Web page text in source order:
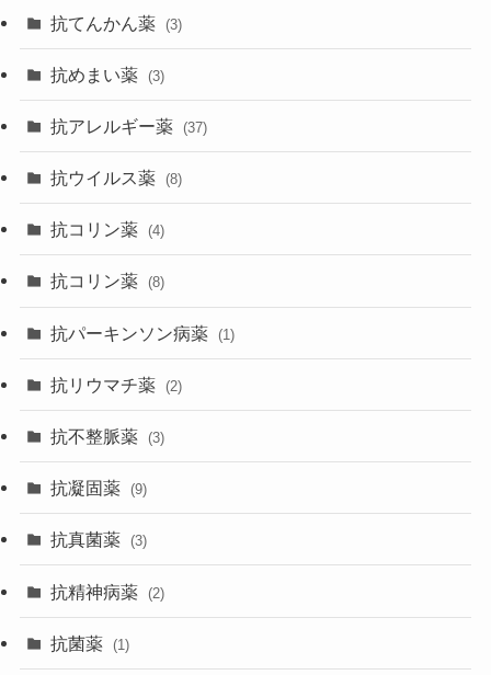
抗てんかん薬 (3)
抗めまい薬 (3)
抗アレルギー薬 (37)
抗ウイルス薬 (8)
抗コリン薬 (4)
抗コリン薬 (8)
抗パーキンソン病薬 (1)
抗リウマチ薬 (2)
抗不整脈薬 (3)
抗凝固薬 (9)
抗真菌薬 (3)
抗精神病薬 (2)
抗菌薬 (1)